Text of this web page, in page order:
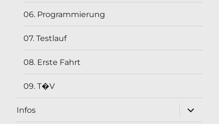
06. Programmierung
07. Testlauf
08. Erste Fahrt
09. T�V
Infos
öffnen